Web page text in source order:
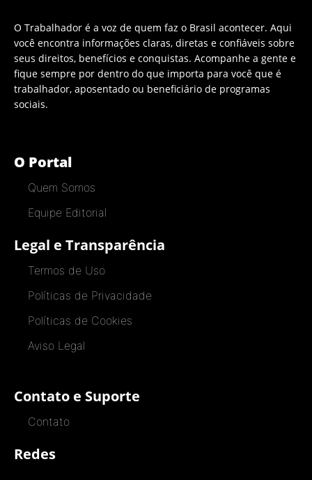
O Trabalhador é a voz de quem faz o Brasil acontecer. Aqui
você encontra informações claras, diretas e confiáveis sobre
seus direitos, benefícios e conquistas. Acompanhe a gente e
fique sempre por dentro do que importa para você que é
trabalhador, aposentado ou beneficiário de programas
sociais.
O Portal
Quem Somos
Equipe Editorial
Legal e Transparência
Termos de Uso
Políticas de Privacidade
Políticas de Cookies
Aviso Legal
Contato e Suporte
Contato
Redes